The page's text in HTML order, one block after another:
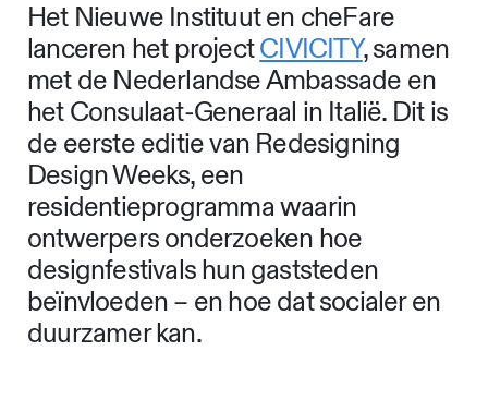
Het Nieuwe Instituut en cheFare
lanceren het projectCIVICITY, samen
met de Nederlandse Ambassade en
het Consulaat-Generaal in Italië. Dit is
de eerste editie van Redesigning
Design Weeks, een
residentieprogramma waarin
ontwerpers onderzoeken hoe
designfestivals hun gaststeden
beïnvloeden – en hoe dat socialer en
duurzamer kan.